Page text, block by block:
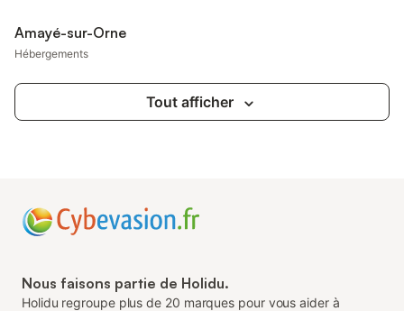
Amayé-sur-Orne
Hébergements
Tout afficher
Nous faisons partie de Holidu.
Holidu regroupe plus de 20 marques pour vous aider à